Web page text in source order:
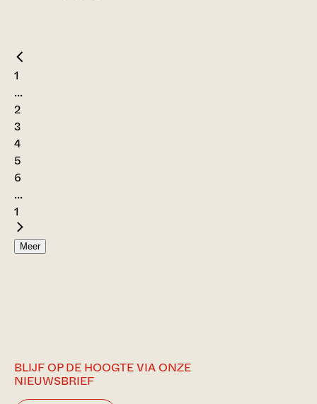
1
...
2
3
4
5
6
...
1
Meer
BLIJF OP DE HOOGTE VIA ONZE
NIEUWSBRIEF